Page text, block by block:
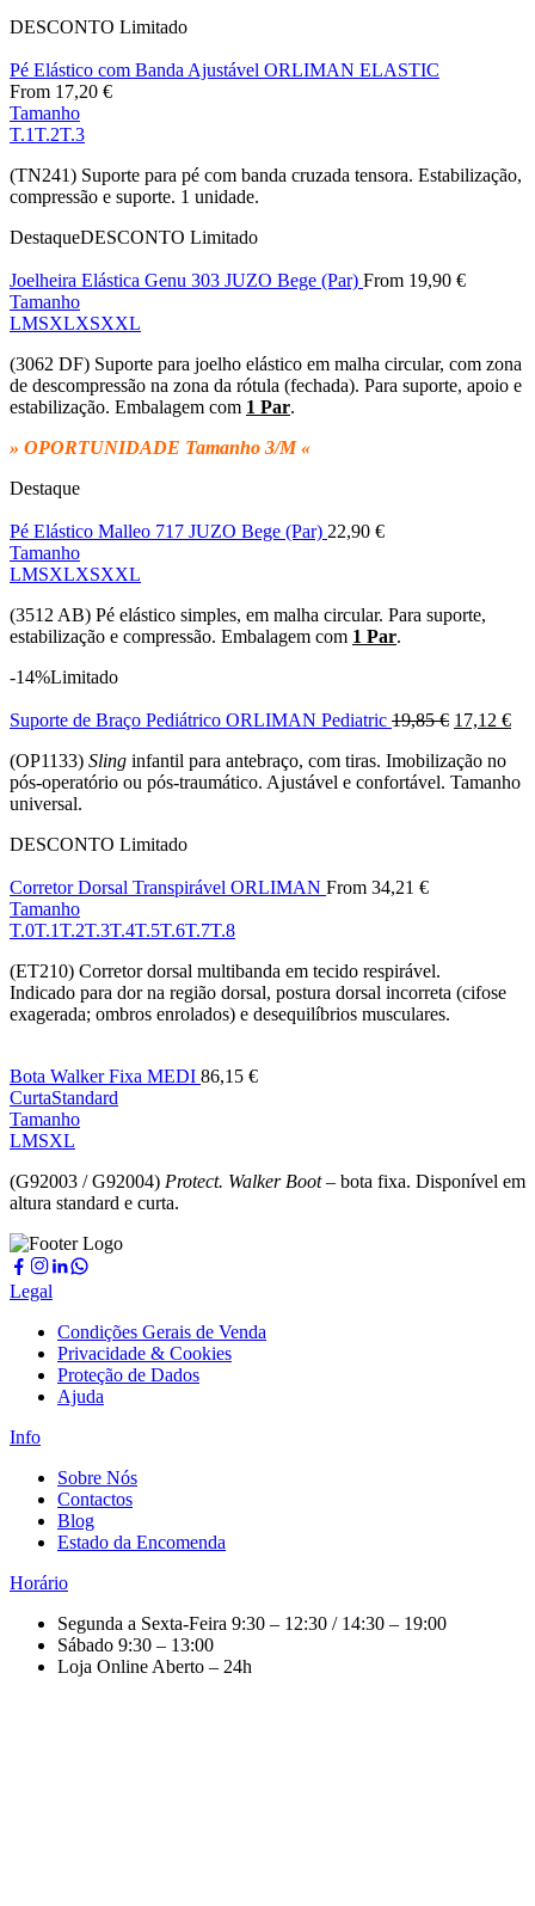
DESCONTO Limitado
Pé Elástico com Banda Ajustável ORLIMAN ELASTIC
From 17,20 €
Tamanho
T.1T.2T.3
(TN241) Suporte para pé com banda cruzada tensora. Estabilização,
compressão e suporte. 1 unidade.
DestaqueDESCONTO Limitado
Joelheira Elástica Genu 303 JUZO Bege (Par) From 19,90 €
Tamanho
LMSXLXSXXL
(3062 DF) Suporte para joelho elástico em malha circular, com zona
de descompressão na zona da rótula (fechada). Para suporte, apoio e
estabilização. Embalagem com 1 Par.
» OPORTUNIDADE Tamanho 3/M «
Destaque
Pé Elástico Malleo 717 JUZO Bege (Par) 22,90 €
Tamanho
LMSXLXSXXL
(3512 AB) Pé elástico simples, em malha circular. Para suporte,
estabilização e compressão. Embalagem com 1 Par.
-14%Limitado
Suporte de Braço Pediátrico ORLIMAN Pediatric 19,85€ O
original
era:
17,12 €O
é:
(OP1133) Sling infantil para antebraço, com tiras. Imobilização no
pós-operatório ou pós-traumático. Ajustável e confortável. Tamanho
universal.
DESCONTO Limitado
Corretor Dorsal Transpirável ORLIMAN From 34,21 €
Tamanho
T.0T.1T.2T.3T.4T.5T.6T.7T.8
(ET210) Corretor dorsal multibanda em tecido respirável.
Indicado para dor na região dorsal, postura dorsal incorreta (cifose
exagerada; ombros enrolados) e desequilíbrios musculares.
Bota Walker Fixa MEDI 86,15 €
CurtaStandard
Tamanho
LMSXL
(G92003 / G92004) Protect. Walker Boot– bota fixa. Disponível em
altura standard e curta.
Legal
Condições Gerais de Venda
Privacidade & Cookies
Proteção de Dados
Ajuda
Info
Sobre Nós
Contactos
Blog
Estado da Encomenda
Horário
Segunda a Sexta-Feira 9:30 – 12:30 / 14:30 – 19:00
Sábado 9:30 – 13:00
Loja Online Aberto – 24h